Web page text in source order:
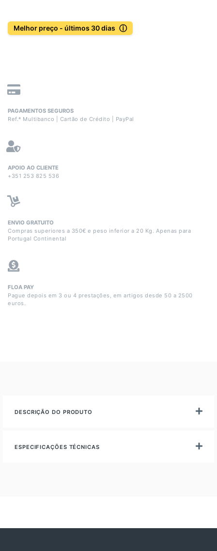
Melhor preço - últimos 30 dias ⓘ
PAGAMENTOS SEGUROS
Ref.ª Multibanco | Cartão de Crédito | PayPal
APOIO AO CLIENTE
+351 253 825 536
ENVIO GRATUITO
Compras superiores a 350€ e peso inferior a 20 Kg. Apenas para
Portugal Continental
FLOA PAY
Pague depois em 3 ou 4 prestações, em artigos desde 50 a 2500
euros.
DESCRIÇÃO DO PRODUTO
ESPECIFICAÇÕES TÉCNICAS